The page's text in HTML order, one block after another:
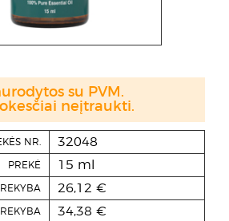
NR. 32048
PREKĖ 15 ml
26,12 €
34,38 €
su PVM.
neįtraukti.